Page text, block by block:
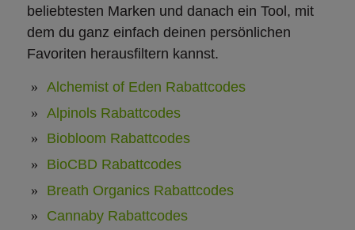
beliebtesten Marken und danach ein Tool, mit
dem du ganz einfach deinen persönlichen
Favoriten herausfiltern kannst.
Alchemist of Eden Rabattcodes
Alpinols Rabattcodes
Biobloom Rabattcodes
BioCBD Rabattcodes
Breath Organics Rabattcodes
Cannaby Rabattcodes